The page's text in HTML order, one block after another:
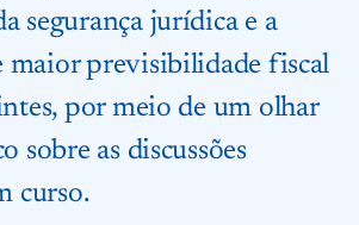
segurança jurídica e a
maior previsibilidade fiscal
por meio de um olhar
sobre as discussões
curso.